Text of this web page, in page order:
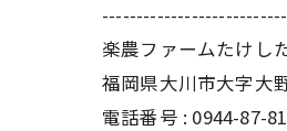
楽農ファームたけし
福岡県大川市大字大
電話番号 : 0944-87-